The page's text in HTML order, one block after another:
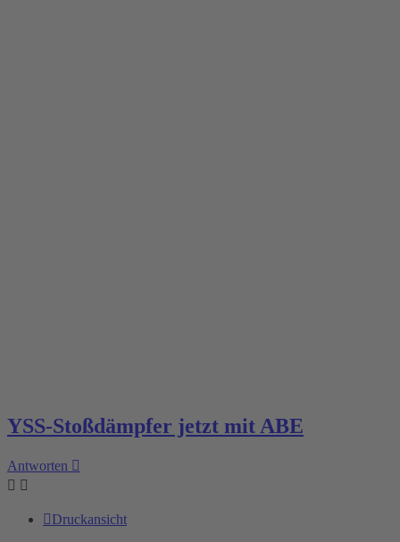
YSS-Stoßdämpfer jetzt mit ABE
Antworten
Druckansicht